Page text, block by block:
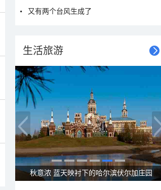
又有两个台风生成了
生活旅游
大美新疆—帕米尔高原好风光